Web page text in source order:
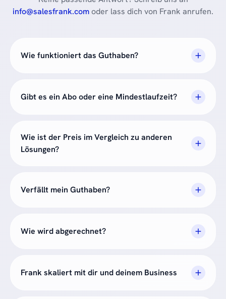
info@salesfrank.comoder lass dich von Frank anrufen.
Wie funktioniert das Guthaben?
Gibt es ein Abo oder eine Mindestlaufzeit?
Wie ist der Preis im Vergleich zu anderen
Lösungen?
Verfällt mein Guthaben?
Wie wird abgerechnet?
Frank skaliert mit dir und deinem Business